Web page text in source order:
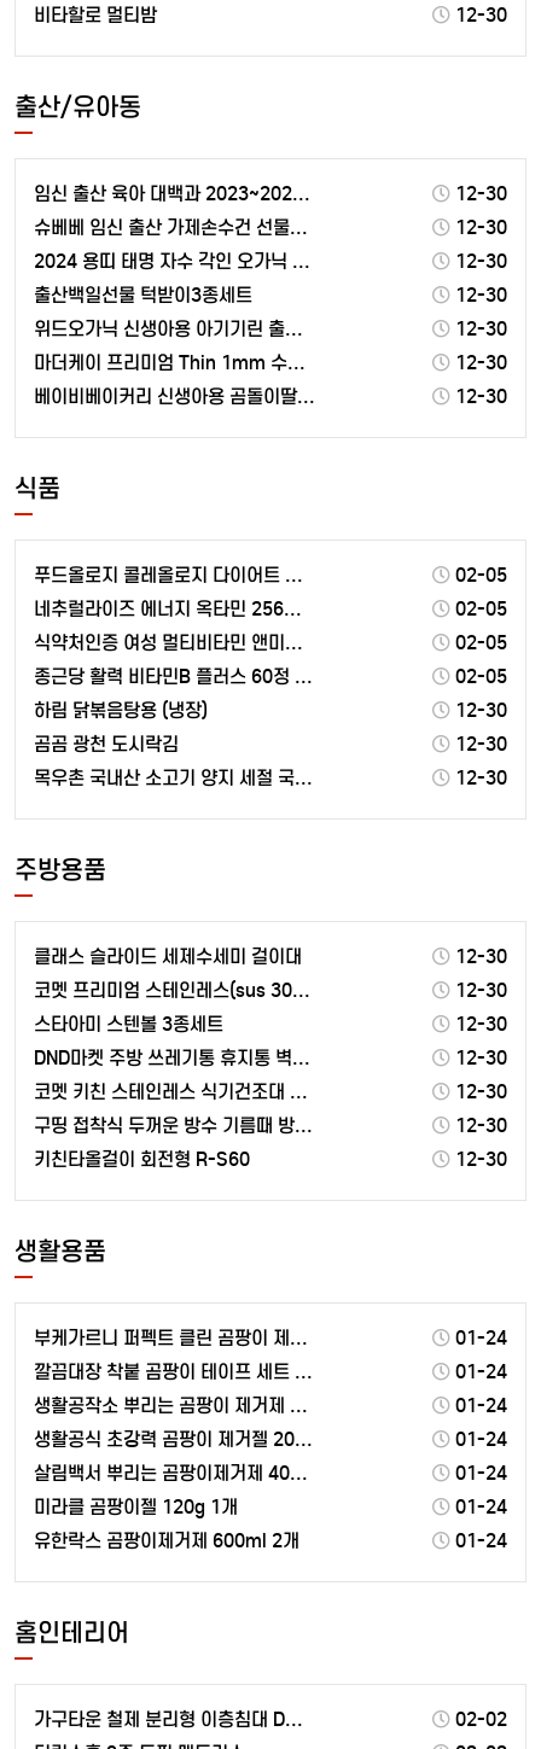
비타할로 멀티밤
12-30
출산/유아동
임신 출산 육아 대백과 2023~2024 최신개정판
12-30
슈베베 임신 출산 가제손수건 선물세트 (20P+선물박스…
12-30
2024 용띠 태명 자수 각인 오가닉 배냇저고리(완제품…
12-30
출산백일선물 턱받이3종세트
12-30
위드오가닉 신생아용 아기기린 출산선물 10종
12-30
마더케이 프리미엄 Thin 1mm 수유패드
12-30
베이비베이커리 신생아용 곰돌이딸랑이와 친구들 출산선물세…
12-30
식품
푸드올로지 콜레올로지 다이어트 보조제 60정 1개
02-05
네추럴라이즈 에너지 옥타민 256mg x 90정 90정…
02-05
식약처인증 여성 멀티비타민 앤미네랄 종합비타민 영양제 …
02-05
종근당 활력 비타민B 플러스 60정 1박스
02-05
하림 닭볶음탕용 (냉장)
12-30
곰곰 광천 도시락김
12-30
목우촌 국내산 소고기 양지 세절 국거리용 (냉장)
12-30
주방용품
클래스 슬라이드 세제수세미 걸이대
12-30
코멧 프리미엄 스테인레스(sus 304) 설거지통
12-30
스타아미 스텐볼 3종세트
12-30
DND마켓 주방 쓰레기통 휴지통 벽걸이형 고급형 비닐봉…
12-30
코멧 키친 스테인레스 식기건조대 2단
12-30
구띵 접착식 두꺼운 방수 기름때 방지 주방 알루미늄 시…
12-30
키친타올걸이 회전형 R-S60
12-30
생활용품
부케가르니 퍼펙트 클린 곰팡이 제거제 500ml 2개
01-24
깔끔대장 착붙 곰팡이 테이프 세트 200ml 1세트
01-24
생활공작소 뿌리는 곰팡이 제거제 750ml 1개
01-24
생활공식 초강력 곰팡이 제거젤 200ml 2개
01-24
살림백서 뿌리는 곰팡이제거제 400ml 2개
01-24
미라클 곰팡이젤 120g 1개
01-24
유한락스 곰팡이제거제 600ml 2개
01-24
홈인테리어
가구타운 철제 분리형 이층침대 DW201 싱글 슈퍼싱글
02-02